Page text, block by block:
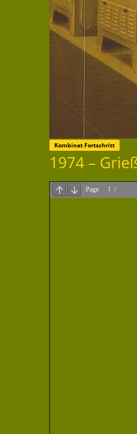
Kombinat Fortschritt
1974 –